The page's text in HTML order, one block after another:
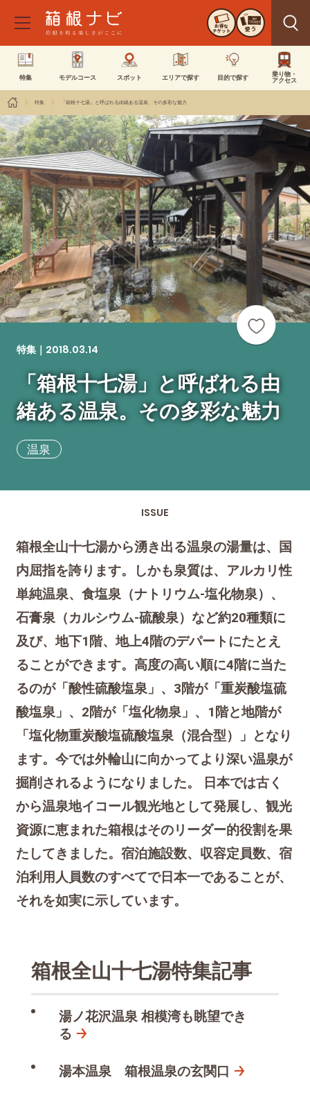
お得な
チケット 使う
特集 モデルコース スポット エリアで探す 目的で探す
乗り物・
アクセス
特集 「箱根十七湯」と呼ばれる由緒ある温泉。その多彩な魅力
特集｜ 2018.03.14
「箱根十七湯」と呼ばれる由
緒ある温泉。その多彩な魅力
温泉
ISSUE
箱根全山十七湯から湧き出る温泉の湯量は、国
内屈指を誇ります。しかも泉質は、アルカリ性
単純温泉、食塩泉（ナトリウム-塩化物泉）、
石膏泉（カルシウム-硫酸泉）など約20種類に
及び、地下1階、地上4階のデパートにたとえ
ることができます。高度の高い順に4階に当た
るのが「酸性硫酸塩泉」、3階が「重炭酸塩硫
酸塩泉」、2階が「塩化物泉」、1階と地階が
「塩化物重炭酸塩硫酸塩泉（混合型）」となり
ます。今では外輪山に向かってより深い温泉が
掘削されるようになりました。 日本では古く
から温泉地イコール観光地として発展し、観光
資源に恵まれた箱根はそのリーダー的役割を果
たしてきました。宿泊施設数、収容定員数、宿
泊利用人員数のすべてで日本一であることが、
それを如実に示しています。
箱根全山十七湯特集記事
湯ノ花沢温泉 相模湾も眺望でき
る
湯本温泉 箱根温泉の玄関口